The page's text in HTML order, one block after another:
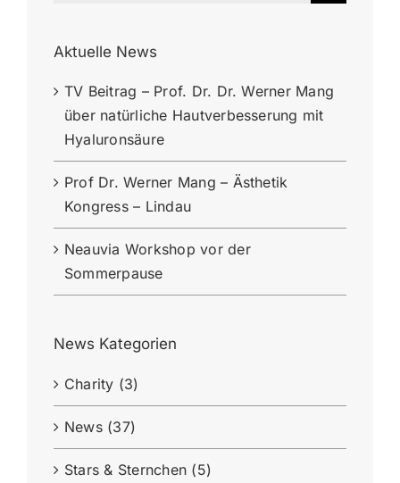
Aktuelle News
TV Beitrag – Prof. Dr. Dr. Werner Mang
über natürliche Hautverbesserung mit
Hyaluronsäure
Prof Dr. Werner Mang – Ästhetik
Kongress – Lindau
Neauvia Workshop vor der
Sommerpause
News Kategorien
Charity (3)
News (37)
Stars & Sternchen (5)